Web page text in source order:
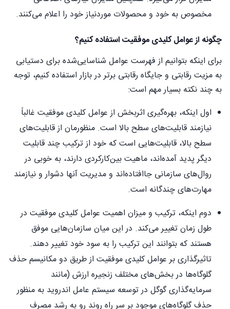
مخصوص به خود و محصولات موردنیاز خود را اعلام می‌کنند.
چگونه از عوامل کلیدی موفقیت استفاده کنیم؟
برای اینکه بتوانیم از فهرست عوامل شناسایی‌شده برای دستیابی
به مزیت رقابتی و جایگاه رقابتی برتر در بازار استفاده کنیم، توجه
به چند نکته بسیار مهم است:
اول اینکه، بهره‌گیری اثربخش از عوامل کلیدی موفقیت غالباً
نیازمند قابلیت‌های سطح بالا است. منظورمان از قابلیت‌های
سطح بالا، قابلیت‌هایی‌ است که خود از ترکیب چند قابلیت
دیگر پدید آمده‌اند، ماهیت بین‌کارکردی دارند، به خوبی در
روال‌های سازمانی جاافتاده‌اند و مدیریت آنها دشوار و نیازمند
مهارت‌های چندگانه است.
دوم اینکه، ترکیب و میزان اهمیت عوامل کلیدی موفقیت در
طول زمان تغییر می‌کند. در این میان سازمان‌هایی موفق‌
هستند که بتوانند این ترکیب را به سود خود تغییر دهند.
تاثیرگذاری بر عوامل کلیدی موفقیت از طریق دو مکانیسم حذف
گلوگاه‌ها در بخش‌های مختلف زنجیره ارزش (مانند
سرمایه‌گذاری گوگل در توسعه سیستم‌ عامل اندروید به منظور
حذف گلوگاه‌های موجود بر سر راه روند رو به رشد مصرف